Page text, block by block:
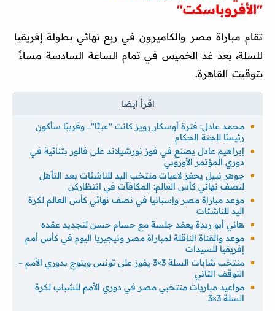
"الأفروباسكت"
تقام مباراة مصر والكاميرون في ربع نهائي بطولة إفريقيا
للسلة، بعد غد الخميس في تمام الساعة السادسة مساءً
بتوقيت القاهرة.
محمد عادل: فترة أوسكار رويز كانت "عبثًا".. وقريبًا سأكون
رئيسًا للجنة الحكام
إبراهيم عادل يصنع في فوز نورشيلاند على فالور بثنائية في
دوري المؤتمر الأوروبي
جوهر نبيل يحفز لاعبات منتخب اليد للناشئات بعد التأهل
لنصف نهائي كأس العالم: المكافآت في انتظاركن
موعد مباراة مصر وإسبانيا في نصف نهائي كأس العالم لكرة
اليد للناشئات
هاني أبو ريدة يعقد جلسة مع حسام حسن لتجديد عقده
موعد والقناة الناقلة لمباراة مصر ونيجيريا اليوم في كأس أمم
إفريقيا للسيدات
منتخب شابات السلة 3×3 يفوز على تونس ويتوج بدوري الأمم –
التوقف الثاني
مواعيد مباريات منتخبي مصر في دوري الأمم للشباب لكرة
السلة 3×3